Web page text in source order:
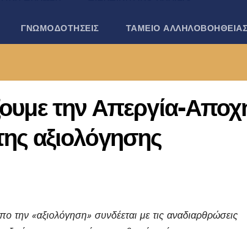
ΓΝΩΜΟΔΟΤΗΣΕΙΣ ΤΑΜΕΙΟ ΑΛΛΗΛΟΒΟΗΘΕΙΑΣ
την Απεργία-
αξιολόγησης
«αξιολόγηση» συνδέεται με τις αναδιαρθρώσεις